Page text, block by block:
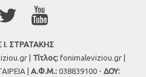
Ι. ΣΤΡΑΤΑΚΗΣ
| Τίτλος:fonimaleviziou.gr |
| Α.Φ.Μ.: 038839100 - ΔΟΥ: